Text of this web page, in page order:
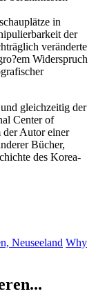
in
der
veränderte
Widerspruch
gleichzeitig der
Center of
Autor einer
Bücher,
des Korea-
Neuseeland Why